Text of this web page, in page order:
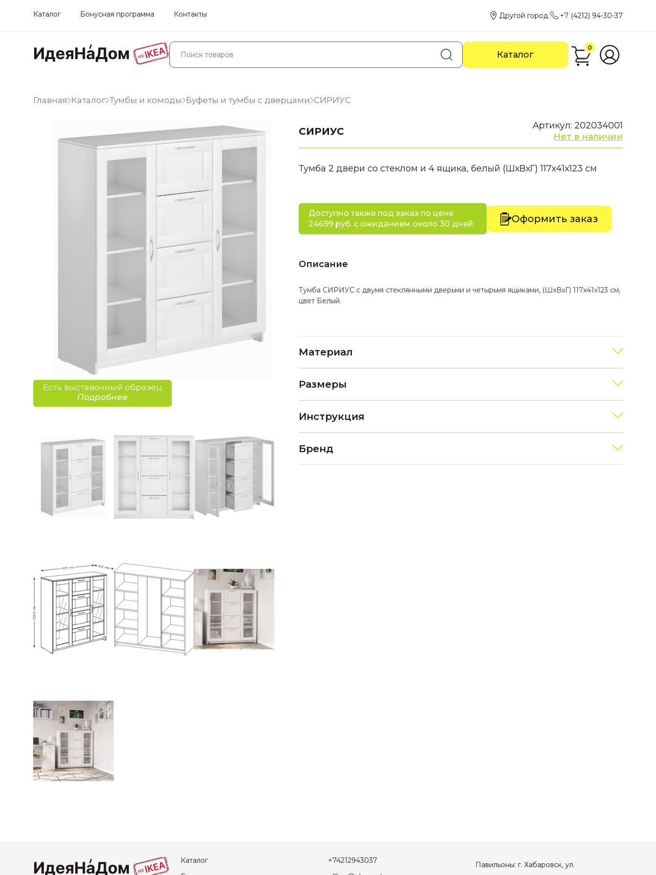
Каталог Бонусная программа Контакты Другой город +7 (4212) 94-30-37
Каталог
0
Главная Каталог Тумбы и комоды Буфеты и тумбы с дверцами СИРИУС
Есть выставочный образец
Подробнее
СИРИУС
Артикул: 202034001
Нет в наличии
Тумба 2 двери со стеклом и 4 ящика, белый (ШхВхГ) 117х41х123 см
Доступно также под заказ по цене
24699 руб. с ожиданием около 30 дней.
Оформить заказ
Описание
Тумба СИРИУС с двумя стеклянными дверьми и четырьмя ящиками, (ШхВхГ) 117х41х123 см,
цвет Белый.
Материал
Размеры
Инструкция
Бренд
Каталог
+74212943037
Павильоны: г. Хабаровск, ул.